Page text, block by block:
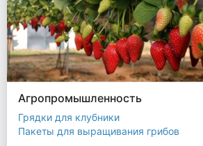
Агропромышленность
Грядки для клубники
Пакеты для выращивания грибов